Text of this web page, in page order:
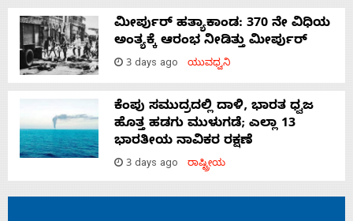
ಮೀರ್ಪುರ್ ಹತ್ಯಾಕಾಂಡ: 370 ನೇ ವಿಧಿಯ
ಅಂತ್ಯಕ್ಕೆ ಆರಂಭ ನೀಡಿತ್ತು ಮೀರ್ಪುರ್
3 days ago ಯುವಧ್ವನಿ
ಕೆಂಪು ಸಮುದ್ರದಲ್ಲಿ ದಾಳಿ, ಭಾರತ ಧ್ವಜ
ಹೊತ್ತ ಹಡಗು ಮುಳುಗಡೆ; ಎಲ್ಲಾ 13
ಭಾರತೀಯ ನಾವಿಕರ ರಕ್ಷಣೆ
3 days ago ರಾಷ್ಟ್ರೀಯ